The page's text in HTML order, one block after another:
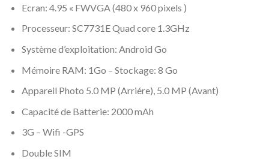
Ecran: 4.95 « FWVGA (480 x 960 pixels )
Processeur: SC7731E Quad core 1.3GHz
Système d’exploitation: Android Go
Mémoire RAM: 1Go – Stockage: 8 Go
Appareil Photo 5.0 MP (Arriére), 5.0 MP (Avant)
Capacité de Batterie: 2000 mAh
3G – Wifi -GPS
Double SIM